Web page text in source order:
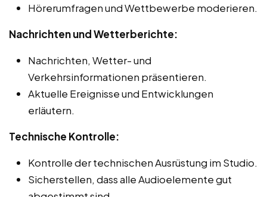
Hörerumfragen und Wettbewerbe moderieren.
Nachrichten und Wetterberichte:
Nachrichten, Wetter- und
Verkehrsinformationen präsentieren.
Aktuelle Ereignisse und Entwicklungen
erläutern.
Technische Kontrolle:
Kontrolle der technischen Ausrüstung im Studio.
Sicherstellen, dass alle Audioelemente gut